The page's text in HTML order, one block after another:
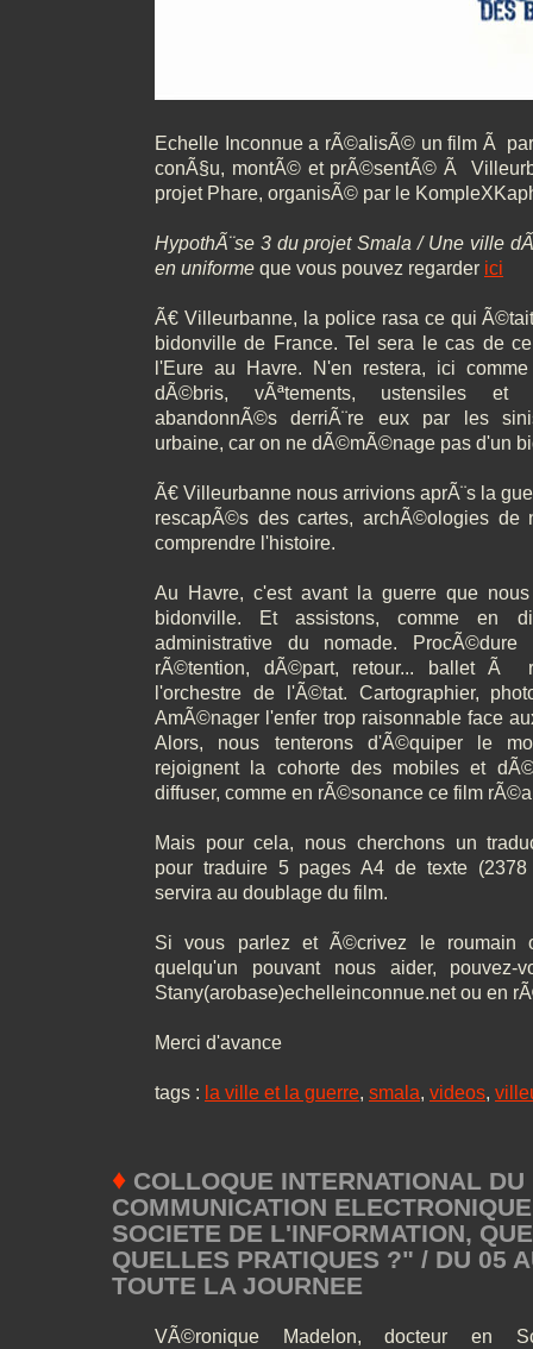
Echelle Inconnue a rÃ©alisÃ© un film Ã
conÃ§u, montÃ© et prÃ©sentÃ© Ã
projet Phare, organisÃ© par le
HypothÃ¨se 3 du projet Smala / Une ville
en uniforme que vous pouvez regarder ici
Ã€ Villeurbanne, la police rasa ce qui
bidonville de France. Tel sera le cas de
l'Eure au Havre. N'en restera, ici
dÃ©bris, vÃªtements, ustensiles et
abandonnÃ©s derriÃ¨re eux par les
urbaine, car on ne dÃ©mÃ©nage pas d'un
Ã€ Villeurbanne nous arrivions aprÃ¨s la
rescapÃ©s des cartes, archÃ©ologies de
comprendre l'histoire.
Au Havre, c'est avant la guerre que
bidonville. Et assistons, comme en
administrative du nomade. ProcÃ©dure
rÃ©tention, dÃ©part, retour... ballet Ã
l'orchestre de l'Ã©tat. Cartographier,
AmÃ©nager l'enfer trop raisonnable face
Alors, nous tenterons d'Ã©quiper le
rejoignent la cohorte des mobiles et
diffuser, comme en rÃ©sonance ce film
Mais pour cela, nous cherchons un
pour traduire 5 pages A4 de texte (2378
servira au doublage du film.
Si vous parlez et Ã©crivez le roumain
quelqu'un pouvant nous aider, pouvez-
Stany(arobase)echelleinconnue.net ou en
Merci d'avance
tags : la ville et la guerre, smala, videos,
♦ COLLOQUE INTERNATIONAL
COMMUNICATION
SOCIETE DE L'INFORMATION,
QUELLES PRATIQUES ?" / DU 05
TOUTE LA JOURNEE
VÃ©ronique Madelon, docteur en